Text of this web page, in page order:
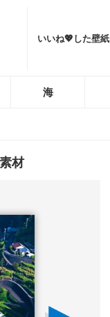
いいね💖した壁紙
海
材